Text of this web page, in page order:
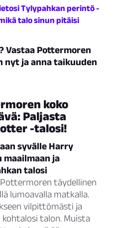
Tylypahkan perintö -
talo sinun pitäisi
Vastaa Pottermoren
ja anna taikuuden
koko
Paljasta
-talosi!
syvälle Harry
maailmaan ja
talosi
Pottermoren täydellinen
lumoavalla matkalla.
vilpittömästi ja
kohtalosi talon. Muista